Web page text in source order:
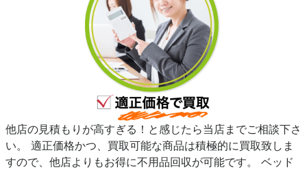
他店の見積もりが高すぎる！と感じたら当店までご相談下さ
い。 適正価格かつ、買取可能な商品は積極的に買取致しま
すので、他店よりもお得に不用品回収が可能です。 ベッド